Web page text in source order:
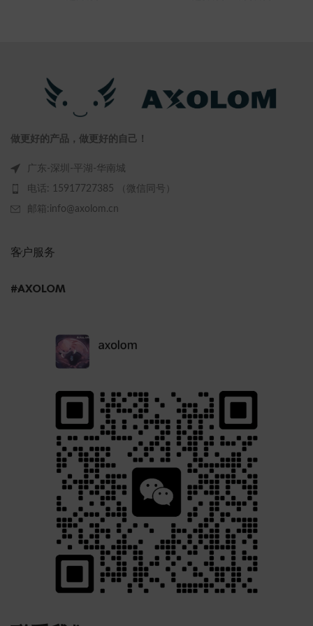
做更好的产品，做更好的自己！
广东-深圳-平湖-华南城
电话: 15917727385 （微信同号）
邮箱:info@axolom.cn
客户服务
#AXOLOM